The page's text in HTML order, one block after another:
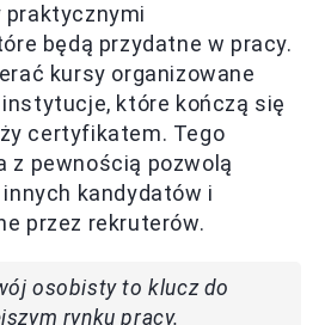
praktycznymi
będą przydatne w pracy.
kursy organizowane
które kończą się
certyfikatem. Tego
z pewnością pozwolą
kandydatów i
przez rekruterów.
osobisty to klucz do
rynku pracy.